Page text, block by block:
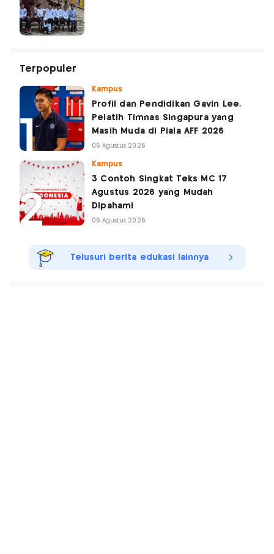
Terpopuler
Kampus
Profil dan Pendidikan Gavin Lee,
Pelatih Timnas Singapura yang
Masih Muda di Piala AFF 2026
06 Agustus 2026
Kampus
3 Contoh Singkat Teks MC 17
Agustus 2026 yang Mudah
Dipahami
06 Agustus 2026
Telusuri berita edukasi lainnya